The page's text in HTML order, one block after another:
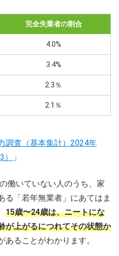
完全失業者の割合
4.0%
3.4%
2.3％
2.1％
調査（基本集計）2024年
」
働いていない人のうち、家
る「若年無業者」にあてはま
15歳〜24歳は、ニートにな
が上がるにつれてその状態か
あることがわかります。